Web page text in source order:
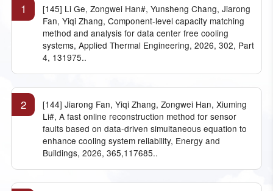
1
[145] Li Ge, Zongwei Han#, Yunsheng Chang, Jiarong
Fan, Yiqi Zhang, Component-level capacity matching
method and analysis for data center free cooling
systems, Applied Thermal Engineering, 2026, 302, Part
4, 131975..
2
[144] Jiarong Fan, Yiqi Zhang, Zongwei Han, Xiuming
Li#, A fast online reconstruction method for sensor
faults based on data-driven simultaneous equation to
enhance cooling system reliability, Energy and
Buildings, 2026, 365,117685..